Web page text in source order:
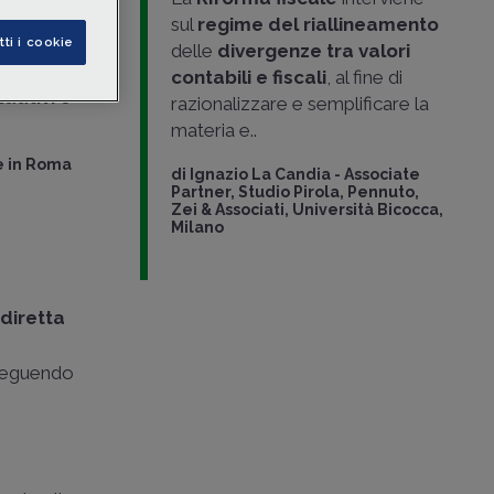
o
in Roma
diretta
sul regime del riallineamento
delle divergenze tra valori
contabili e fiscali, al fine di
razionalizzare e semplificare la
materia e..
di Ignazio La Candia - Associate
Partner, Studio Pirola, Pennuto,
Zei & Associati, Università Bicocca,
Milano
i cookie